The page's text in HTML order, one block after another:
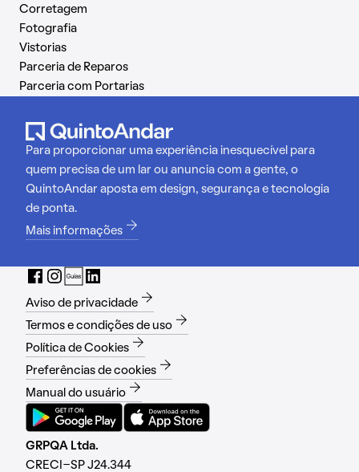
Corretagem
Fotografia
Vistorias
Parceria de Reparos
Parceria com Portarias
Para proporcionar uma experiência inesquecível para
quem precisa de um lar ou anuncia com a gente, o
QuintoAndar aposta em design, segurança e tecnologia
de ponta.
Mais informações
Aviso de privacidade
Termos e condições de uso
Política de Cookies
Preferências de cookies
Manual do usuário
GRPQA Ltda.
CRECI-SP J24.344